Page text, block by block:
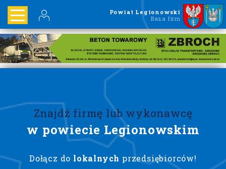
Powiat Legionowski
Baza firm
Znajdź firmę lub wykonawcę
w powiecie Legionowskim
Dołącz do lokalnych przedsiębiorców!